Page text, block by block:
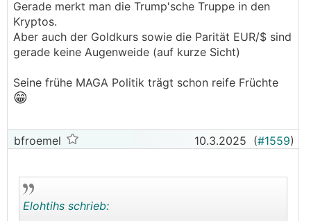
Gerade merkt man die Trump'sche Truppe in den
Kryptos.
Aber auch der Goldkurs sowie die Parität EUR/$ sind
gerade keine Augenweide (auf kurze Sicht)
Seine frühe MAGA Politik trägt schon reife Früchte
😁
bfroemel 10.3.2025 (#1559)
Elohtihs schrieb: